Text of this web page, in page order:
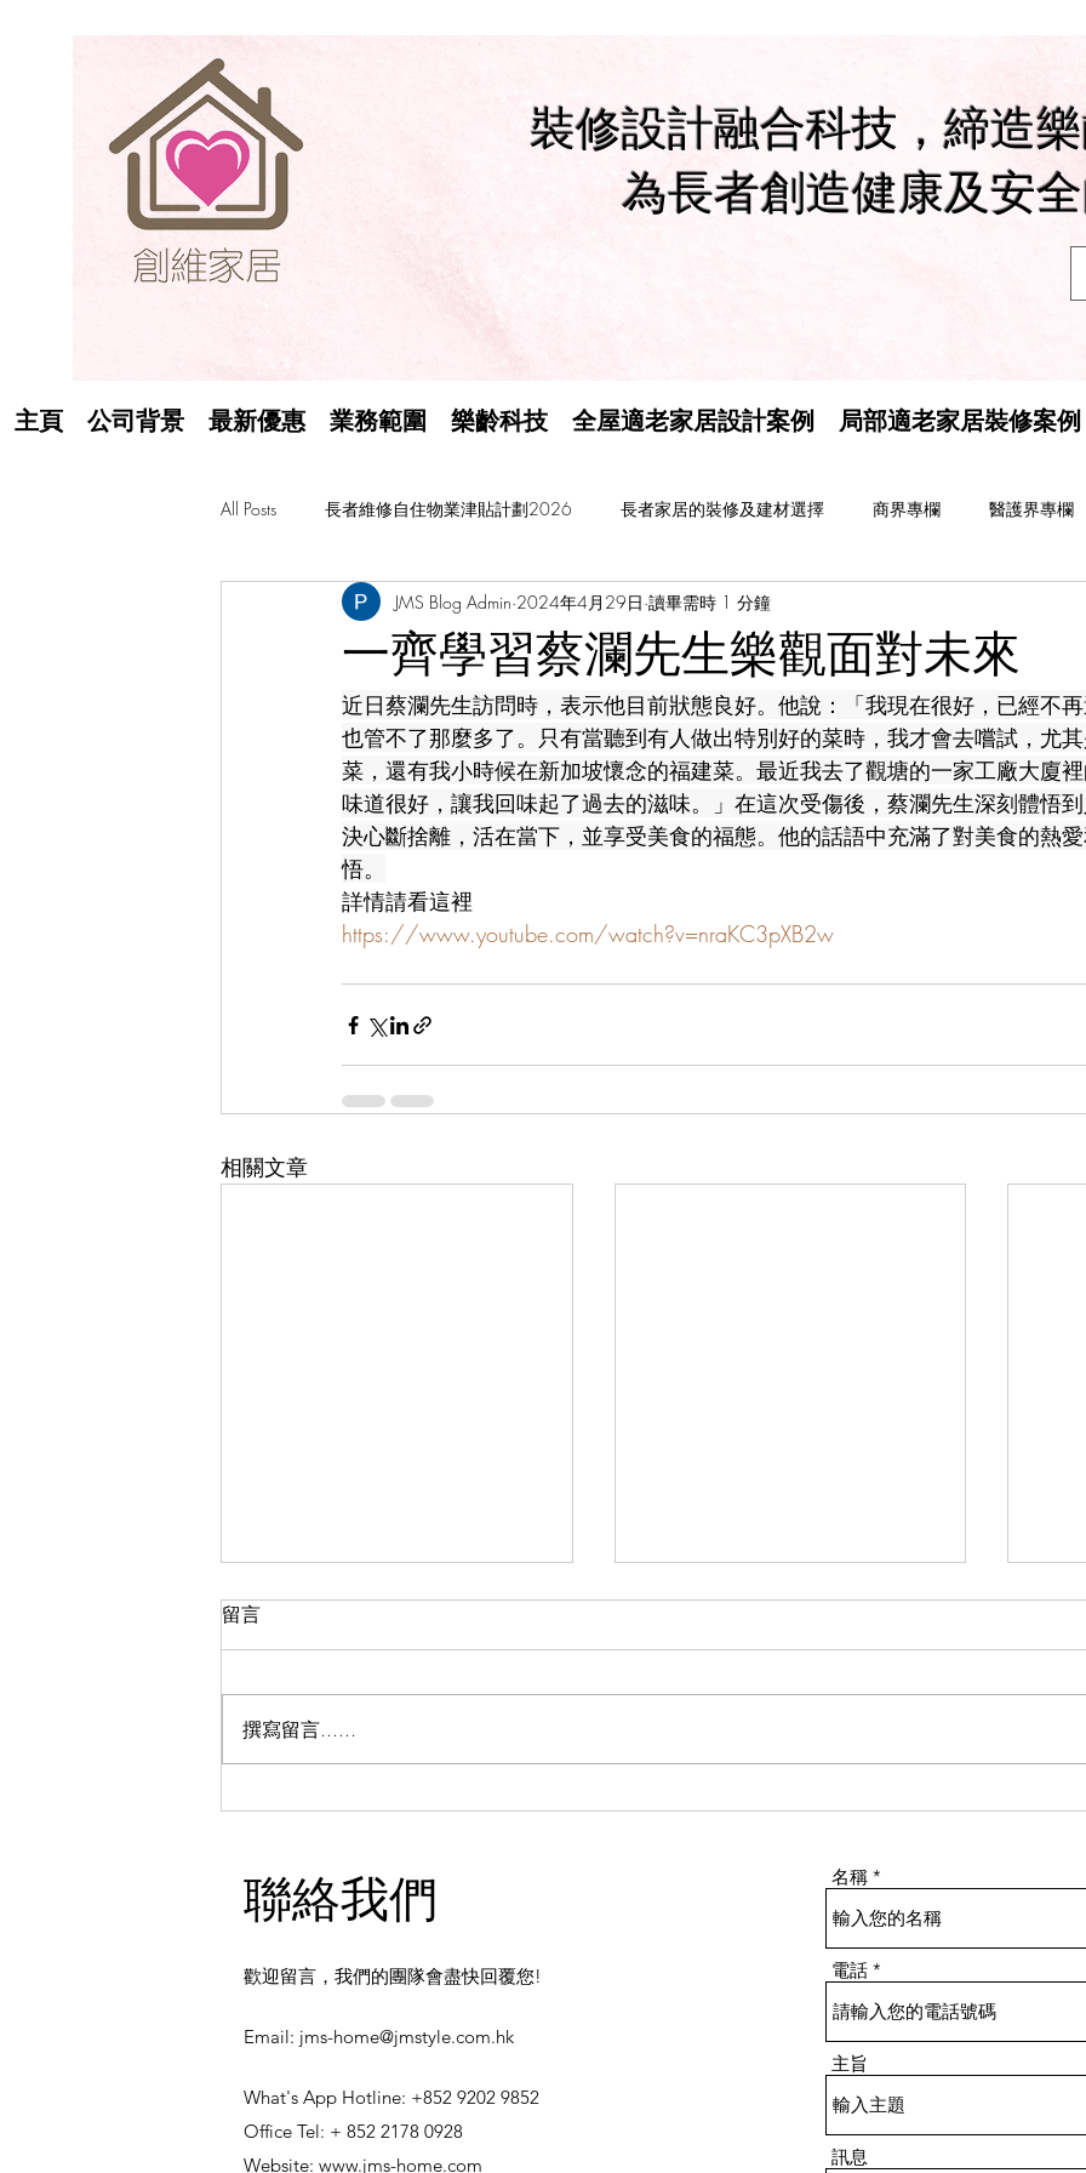
裝修設計融合科技，締造
為長者創造健康及安
主頁 公司背景 最新優惠 業務範圍 樂齡科技 全屋適老家居設計案例 局部適老家居裝修案例
All Posts 長者維修自住物業津貼計劃2026 長者家居的裝修及建材選擇 商界專欄 醫護界專欄
工程界專欄 張凱棋醫生 Dr. Elki Cheung 黃家榮醫生 Dr. Jason Wong
一齊學習蔡瀾先生樂觀面對未來
JMS Blog Admin 2024年4月29日 讀畢需時 1 分鐘
近日蔡瀾先生訪問時，表示他目前狀態良好。他說：「我現在很好，已經不
也管不了那麼多了。只有當聽到有人做出特別好的菜時，我才會去嚐試，尤
菜，還有我小時候在新加坡懷念的福建菜。最近我去了觀塘的一家工廠大廈
味道很好，讓我回味起了過去的滋味。」在這次受傷後，蔡瀾先生深刻體悟
決心斷捨離，活在當下，並享受美食的福態。他的話語中充滿了對美食的熱
悟。
詳情請看這裡
https://www.youtube.com/watch?v=nraKC3pXB2w
相關文章
「力不從心」嘅真相！
一
留言
撰寫留言......
名稱
電話
主旨
訊息
聯絡我們
歡迎留言，我們的團隊會盡快回覆您!
​Email: jms-home@jmstyle.com.hk
What's App Hotline: +852 9202 9852
Office Tel: + 852 2178 0928
Website: www.jms-home.com